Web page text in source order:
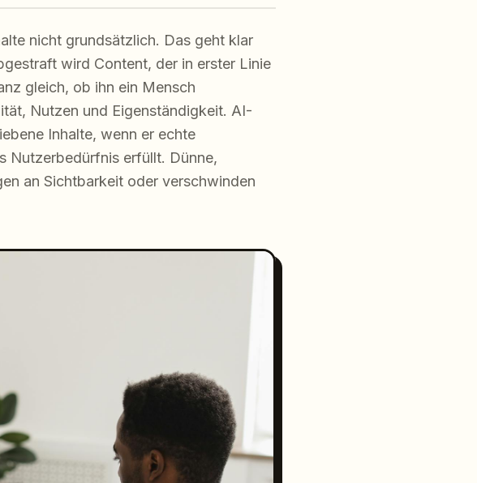
nicht grundsätzlich. Das geht klar
wird Content, der in erster Linie
gleich, ob ihn ein Mensch
Nutzen und Eigenständigkeit. AI-
Inhalte, wenn er echte
Nutzerbedürfnis erfüllt. Dünne,
an Sichtbarkeit oder verschwinden